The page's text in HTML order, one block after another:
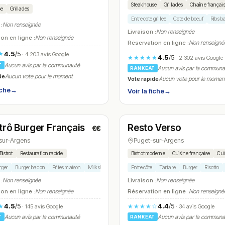
Grillades
Non renseignée
en ligne :Non renseignée
4.5/5· 4 203 avis Google
Aucun avis par la communauté
Aucun vote pour le moment
→
Steakhouse Grillades Chaîne
Entrecote grillee Cote de boeuf Ribs
Livraison :Non renseignée
Réservation en ligne :Non
★★★★★4.5/5· 2 302 avis Google
RANKEAT
Aucun avis par la
Vote rapideAucun vote pour le
Voir la fiche→
(08:30 – 17:00)
Burger Français €€
Argens
Bistrot Restauration rapide
Burger bacon Frites maison Milkshake Salade gourmande
Non renseignée
en ligne :Non renseignée
4.5/5· 145 avis Google
Aucun avis par la communauté
N° 25
Fermé
Resto Verso
Puget-sur-Argens
Bistrot moderne Cuisine française
Entrecôte Tartare Burger Risotto
Livraison :Non renseignée
Réservation en ligne :Non
★★★★☆4.4/5· 34 avis Google
RANKEAT
Aucun avis par la